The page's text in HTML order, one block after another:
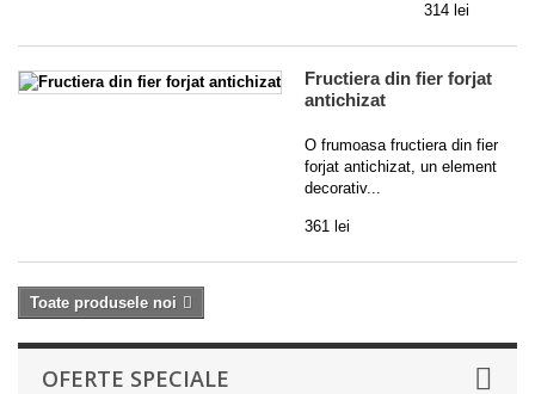
314 lei
Fructiera din fier forjat
antichizat
O frumoasa fructiera din fier
forjat antichizat, un element
decorativ...
361 lei
Toate produsele noi
OFERTE SPECIALE